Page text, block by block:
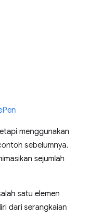
menggunakan
sebelumnya.
sejumlah
satu elemen
dari serangkaian